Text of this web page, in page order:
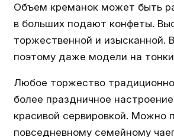
Объем креманок может быть
в больших подают конфеты.
торжественной и изысканной.
поэтому даже модели на
Любое торжество
более праздничное
красивой сервировкой. Можно
повседневному семейному